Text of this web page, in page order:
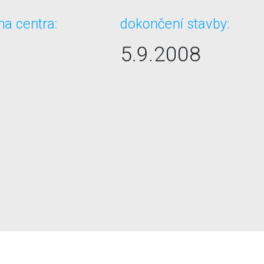
centra: dokončení stavby:
5.9.2008